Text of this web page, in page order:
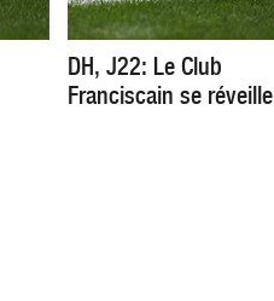
DH, J22: Le Club
Franciscain se réveille